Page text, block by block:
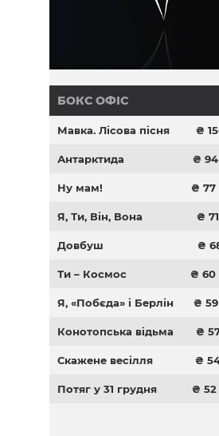
БОКС ОФІС
Мавка. Лісова пісня ₴
Антарктида ₴
Ну мам! ₴ 77
Я, Ти, Він, Вона ₴
Довбуш ₴
Ти – Космос ₴ 60
Я, «Побєда» і Берлін ₴
Конотопська відьма ₴
Скажене весілля ₴
Потяг у 31 грудня ₴ 52